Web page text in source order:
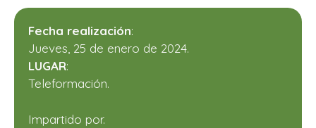
Fecha realización:
Jueves, 25 de enero de 2024.
LUGAR:
Teleformación.
Impartido por.